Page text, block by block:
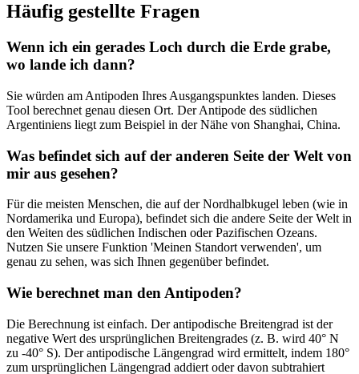
Häufig gestellte Fragen
Wenn ich ein gerades Loch durch die Erde grabe,
wo lande ich dann?
Sie würden am Antipoden Ihres Ausgangspunktes landen. Dieses
Tool berechnet genau diesen Ort. Der Antipode des südlichen
Argentiniens liegt zum Beispiel in der Nähe von Shanghai, China.
Was befindet sich auf der anderen Seite der Welt von
mir aus gesehen?
Für die meisten Menschen, die auf der Nordhalbkugel leben (wie in
Nordamerika und Europa), befindet sich die andere Seite der Welt in
den Weiten des südlichen Indischen oder Pazifischen Ozeans.
Nutzen Sie unsere Funktion 'Meinen Standort verwenden', um
genau zu sehen, was sich Ihnen gegenüber befindet.
Wie berechnet man den Antipoden?
Die Berechnung ist einfach. Der antipodische Breitengrad ist der
negative Wert des ursprünglichen Breitengrades (z. B. wird 40° N
zu -40° S). Der antipodische Längengrad wird ermittelt, indem 180°
zum ursprünglichen Längengrad addiert oder davon subtrahiert